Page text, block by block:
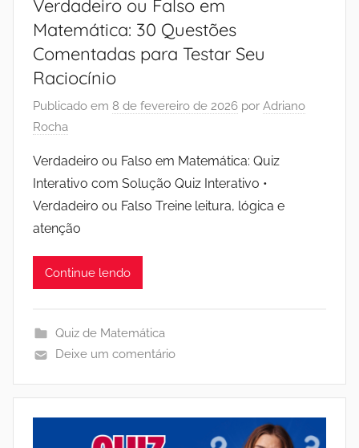
Verdadeiro ou Falso em
Matemática: 30 Questões
Comentadas para Testar Seu
Raciocínio
Publicado em 8 de fevereiro de 2026 por Adriano
Rocha
Verdadeiro ou Falso em Matemática: Quiz
Interativo com Solução Quiz Interativo •
Verdadeiro ou Falso Treine leitura, lógica e
atenção
Continue lendo
Quiz de Matemática
Deixe um comentário